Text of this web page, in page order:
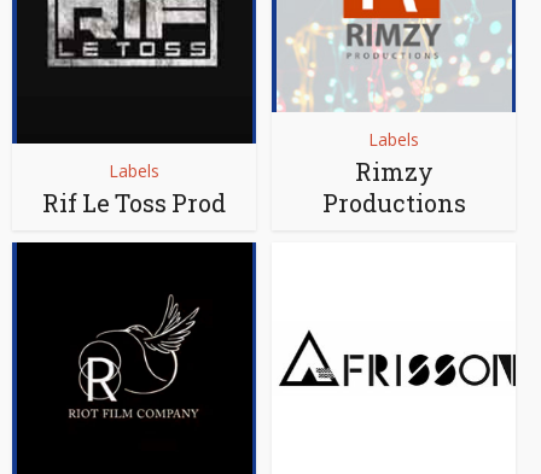
Labels
Rif Le Toss Prod
Labels
Rimzy
Productions